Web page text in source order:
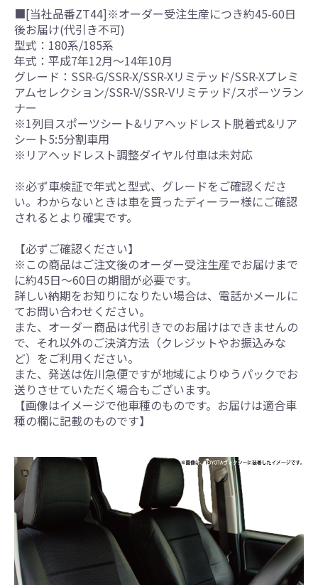
■[当社品番ZT44]※オーダー受注生産につき約45-60日
後お届け(代引き不可)
型式：180系/185系
年式：平成7年12月～14年10月
グレード：SSR-G/SSR-X/SSR-Xリミテッド/SSR-Xプレミ
アムセレクション/SSR-V/SSR-Vリミテッド/スポーツラン
ナー
※1列目スポーツシート&リアヘッドレスト脱着式&リア
シート5:5分割車用
※リアヘッドレスト調整ダイヤル付車は未対応
※必ず車検証で年式と型式、グレードをご確認くださ
い。わからないときは車を買ったディーラー様にご確認
されるとより確実です。
【必ずご確認ください】
※この商品はご注文後のオーダー受注生産でお届けまで
に約45日～60日の期間が必要です。
詳しい納期をお知りになりたい場合は、電話かメールに
てお問い合わせください。
また、オーダー商品は代引きでのお届けはできませんの
で、それ以外のご決済方法（クレジットやお振込みな
ど）をご利用ください。
また、発送は佐川急便ですが地域によりゆうパックでお
送りさせていただく場合もございます。
【画像はイメージで他車種のものです。お届けは適合車
種の欄に記載のものです】